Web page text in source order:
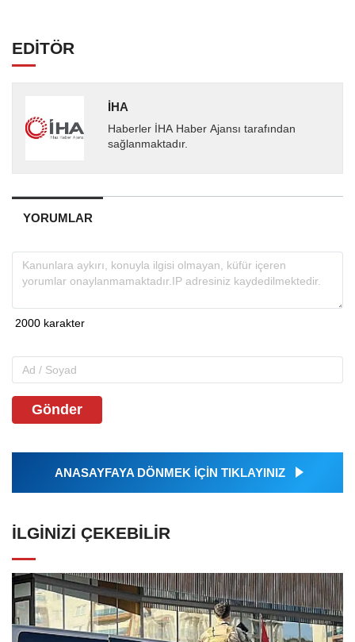
EDİTÖR
İHA
Haberler İHA Haber Ajansı tarafından
sağlanmaktadır.
YORUMLAR
Gönder
ANASAYFAYA DÖNMEK İÇİN TIKLAYINIZ
İLGINIZI ÇEKEBILIR